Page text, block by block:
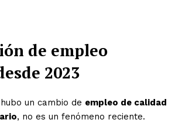
de empleo
2023
hubo un cambio de empleo de calidad
, no es un fenómeno reciente.